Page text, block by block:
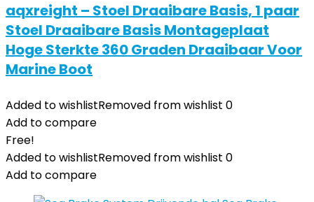
aqxreight – Stoel Draaibare Basis, 1 paar
Stoel Draaibare Basis Montageplaat
Hoge Sterkte 360 ​​Graden Draaibaar Voor
Marine Boot
Added to wishlistRemoved from wishlist 0
Add to compare
Free!
Added to wishlistRemoved from wishlist 0
Add to compare